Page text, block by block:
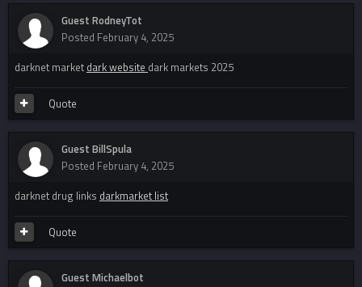
Guest RodneyTot
Posted February 4, 2025
darknet market dark website dark markets 2025
Quote
Guest BillSpula
Posted February 4, 2025
darknet drug links darkmarket list
Quote
Guest Michaelbot